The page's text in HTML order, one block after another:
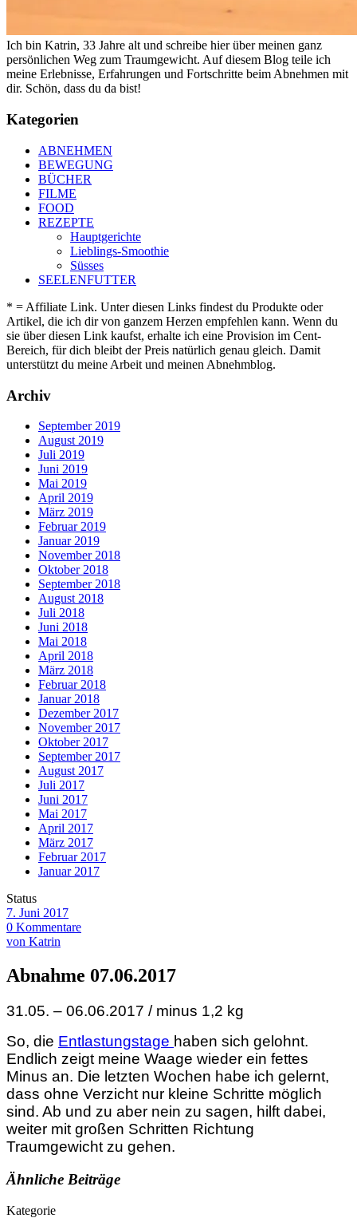
Ich bin Katrin, 33 Jahre alt und schreibe hier über meinen ganz
persönlichen Weg zum Traumgewicht. Auf diesem Blog teile ich
meine Erlebnisse, Erfahrungen und Fortschritte beim Abnehmen mit
dir. Schön, dass du da bist!
Kategorien
ABNEHMEN
BEWEGUNG
BÜCHER
FILME
FOOD
REZEPTE
Hauptgerichte
Lieblings-Smoothie
Süsses
SEELENFUTTER
* = Affiliate Link. Unter diesen Links findest du Produkte oder
Artikel, die ich dir von ganzem Herzen empfehlen kann. Wenn du
sie über diesen Link kaufst, erhalte ich eine Provision im Cent-
Bereich, für dich bleibt der Preis natürlich genau gleich. Damit
unterstützt du meine Arbeit und meinen Abnehmblog.
Archiv
September 2019
August 2019
Juli 2019
Juni 2019
Mai 2019
April 2019
März 2019
Februar 2019
Januar 2019
November 2018
Oktober 2018
September 2018
August 2018
Juli 2018
Juni 2018
Mai 2018
April 2018
März 2018
Februar 2018
Januar 2018
Dezember 2017
November 2017
Oktober 2017
September 2017
August 2017
Juli 2017
Juni 2017
Mai 2017
April 2017
März 2017
Februar 2017
Januar 2017
Status
7. Juni 2017
0 Kommentare
von Katrin
Abnahme 07.06.2017
31.05. – 06.06.2017 / minus 1,2 kg
So, die Entlastungstage haben sich gelohnt.
Endlich zeigt meine Waage wieder ein fettes
Minus an. Die letzten Wochen habe ich gelernt,
dass ohne Verzicht nur kleine Schritte möglich
sind. Ab und zu aber nein zu sagen, hilft dabei,
weiter mit großen Schritten Richtung
Traumgewicht zu gehen.
Ähnliche Beiträge
Kategorie